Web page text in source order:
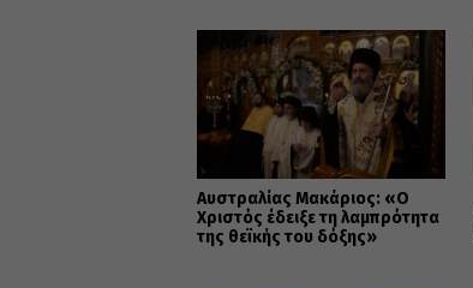
Αυστραλίας Μακάριος: «Ο
Χριστός έδειξε τη λαμπρότητα
της θεϊκής του δόξης»